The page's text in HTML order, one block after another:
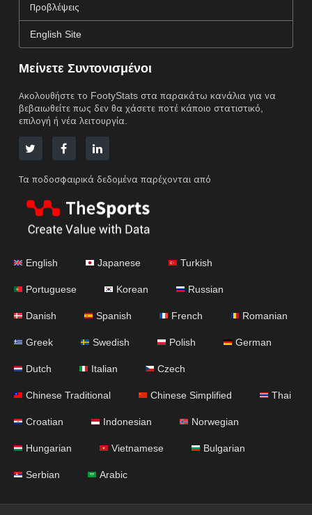
Προβλέψεις
English Site
Μείνετε Συντονισμένοι
Ακολουθήστε το FootyStats στα παρακάτω κανάλια για να
βεβαιωθείτε πως δεν θα χάσετε ποτέ κάποιο στατιστικό,
επιλογή ή νέα λειτουργία.
Τα ποδοσφαιρικά δεδομένα παρέχονται από
English Japanese Turkish
Portuguese Korean Russian
Danish Spanish French Romanian
Greek Swedish Polish German
Dutch Italian Czech
Chinese Traditional Chinese Simplified Thai
Croatian Indonesian Norwegian
Hungarian Vietnamese Bulgarian
Serbian Arabic